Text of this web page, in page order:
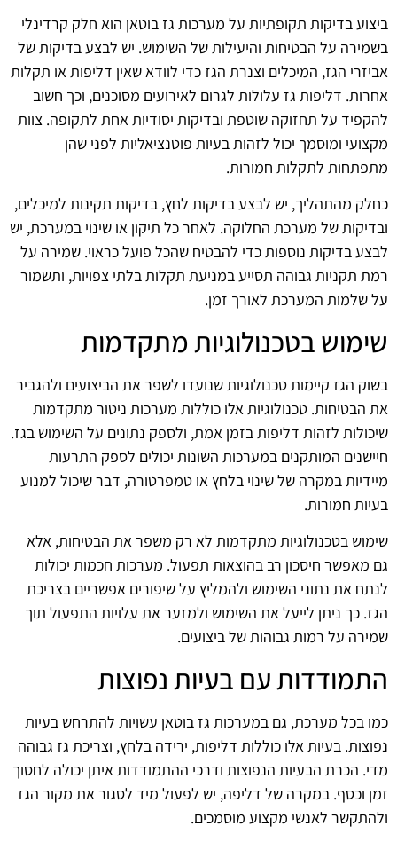
ביצוע בדיקות תקופתיות על מערכות גז בוטאן הוא חלק קרדינלי
בשמירה על הבטיחות והיעילות של השימוש. יש לבצע בדיקות של
אביזרי הגז, המיכלים וצנרת הגז כדי לוודא שאין דליפות או תקלות
אחרות. דליפות גז עלולות לגרום לאירועים מסוכנים, וכך חשוב
להקפיד על תחזוקה שוטפת ובדיקות יסודיות אחת לתקופה. צוות
מקצועי ומוסמך יכול לזהות בעיות פוטנציאליות לפני שהן
מתפתחות לתקלות חמורות.
כחלק מהתהליך, יש לבצע בדיקות לחץ, בדיקות תקינות למיכלים,
ובדיקות של מערכת החלוקה. לאחר כל תיקון או שינוי במערכת, יש
לבצע בדיקות נוספות כדי להבטיח שהכל פועל כראוי. שמירה על
רמת תקניות גבוהה תסייע במניעת תקלות בלתי צפויות, ותשמור
על שלמות המערכת לאורך זמן.
שימוש בטכנולוגיות מתקדמות
בשוק הגז קיימות טכנולוגיות שנועדו לשפר את הביצועים ולהגביר
את הבטיחות. טכנולוגיות אלו כוללות מערכות ניטור מתקדמות
שיכולות לזהות דליפות בזמן אמת, ולספק נתונים על השימוש בגז.
חיישנים המותקנים במערכות השונות יכולים לספק התרעות
מיידיות במקרה של שינוי בלחץ או טמפרטורה, דבר שיכול למנוע
בעיות חמורות.
שימוש בטכנולוגיות מתקדמות לא רק משפר את הבטיחות, אלא
גם מאפשר חיסכון רב בהוצאות תפעול. מערכות חכמות יכולות
לנתח את נתוני השימוש ולהמליץ על שיפורים אפשריים בצריכת
הגז. כך ניתן לייעל את השימוש ולמזער את עלויות התפעול תוך
שמירה על רמות גבוהות של ביצועים.
התמודדות עם בעיות נפוצות
כמו בכל מערכת, גם במערכות גז בוטאן עשויות להתרחש בעיות
נפוצות. בעיות אלו כוללות דליפות, ירידה בלחץ, וצריכת גז גבוהה
מדי. הכרת הבעיות הנפוצות ודרכי ההתמודדות איתן יכולה לחסוך
זמן וכסף. במקרה של דליפה, יש לפעול מיד לסגור את מקור הגז
ולהתקשר לאנשי מקצוע מוסמכים.